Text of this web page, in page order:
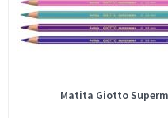
Matita Giotto